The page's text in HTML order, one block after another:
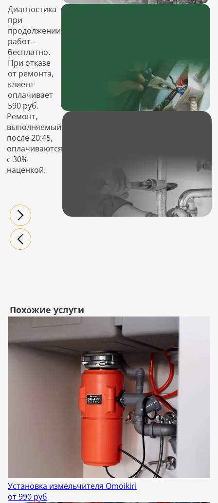
Диагностика
при
продолжении
работ –
бесплатно.
При отказе
от ремонта,
клиент
оплачивает
590 руб.
Ремонт,
выполняемый
после 20:45,
оплачиваются
с 30%
наценкой.
Похожие услуги
Установка измельчителя Omoikiri
от 990 руб